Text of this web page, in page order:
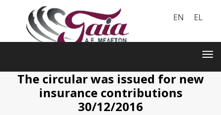
EN EL
The circular was issued for new
insurance contributions
30/12/2016